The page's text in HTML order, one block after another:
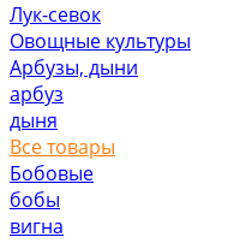
Лук-севок
Овощные культуры
Арбузы, дыни
арбуз
дыня
Все товары
Бобовые
бобы
вигна